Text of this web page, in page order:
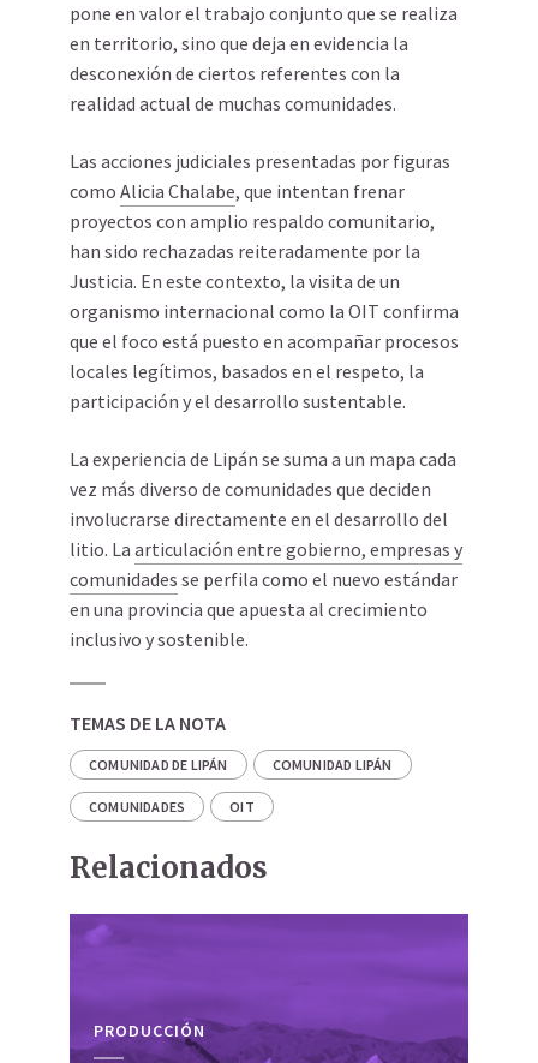
pone en valor el trabajo conjunto que se realiza
en territorio, sino que deja en evidencia la
desconexión de ciertos referentes con la
realidad actual de muchas comunidades.
Las acciones judiciales presentadas por figuras
como Alicia Chalabe, que intentan frenar
proyectos con amplio respaldo comunitario,
han sido rechazadas reiteradamente por la
Justicia. En este contexto, la visita de un
organismo internacional como la OIT confirma
que el foco está puesto en acompañar procesos
locales legítimos, basados en el respeto, la
participación y el desarrollo sustentable.
La experiencia de Lipán se suma a un mapa cada
vez más diverso de comunidades que deciden
involucrarse directamente en el desarrollo del
litio. La articulación entre gobierno, empresas y
comunidades se perfila como el nuevo estándar
en una provincia que apuesta al crecimiento
inclusivo y sostenible.
TEMAS DE LA NOTA
COMUNIDAD DE LIPÁN COMUNIDAD LIPÁN
COMUNIDADES OIT
Relacionados
PRODUCCIÓN